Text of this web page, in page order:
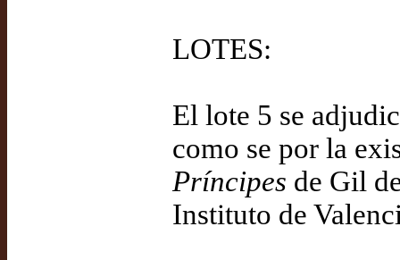
LOTES:
El lote 5 se
como se por la
Príncipes de Gil
Instituto de